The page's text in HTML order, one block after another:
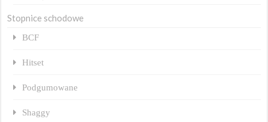
Stopnice schodowe
BCF
Hitset
Podgumowane
Shaggy